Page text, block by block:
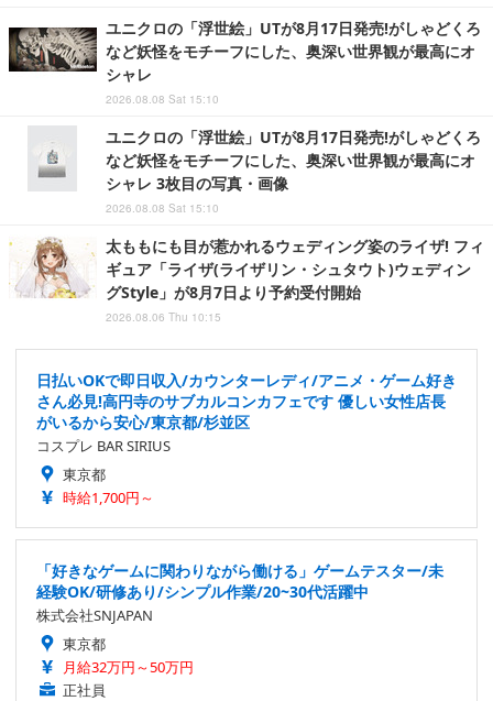
ユニクロの「浮世絵」UTが8月17日発売!がしゃどくろ
など妖怪をモチーフにした、奥深い世界観が最高にオ
シャレ
2026.08.08 Sat 15:10
ユニクロの「浮世絵」UTが8月17日発売!がしゃどくろ
など妖怪をモチーフにした、奥深い世界観が最高にオ
シャレ 3枚目の写真・画像
2026.08.08 Sat 15:10
太ももにも目が惹かれるウェディング姿のライザ! フィ
ギュア「ライザ(ライザリン・シュタウト)ウェディン
グStyle」が8月7日より予約受付開始
2026.08.06 Thu 10:15
日払いOKで即日収入/カウンターレディ/アニメ・ゲーム好き
さん必見!高円寺のサブカルコンカフェです 優しい女性店長
がいるから安心/東京都/杉並区
コスプレ BAR SIRIUS
東京都
時給1,700円～
「好きなゲームに関わりながら働ける」ゲームテスター/未
経験OK/研修あり/シンプル作業/20~30代活躍中
株式会社SNJAPAN
東京都
月給32万円～50万円
正社員